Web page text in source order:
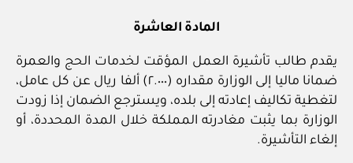
المادة العاشرة
يقدم طالب تأشيرة العمل المؤقت لخدمات الحج والعمرة
ضمانا ماليا إلى الوزارة مقداره (٢.٠٠٠) ألفا ريال عن كل عامل،
لتغطية تكاليف إعادته إلى بلده، ويسترجع الضمان إذا زودت
الوزارة بما يثبت مغادرته المملكة خلال المدة المحددة، أو
إلغاء التأشيرة.